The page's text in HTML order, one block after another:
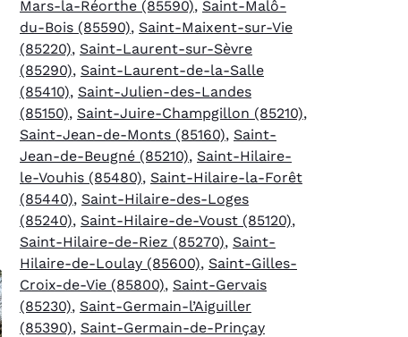
Mars-la-Réorthe (85590), Saint-Malô-
du-Bois (85590), Saint-Maixent-sur-Vie
(85220), Saint-Laurent-sur-Sèvre
(85290), Saint-Laurent-de-la-Salle
(85410), Saint-Julien-des-Landes
(85150), Saint-Juire-Champgillon (85210),
Saint-Jean-de-Monts (85160), Saint-
Jean-de-Beugné (85210), Saint-Hilaire-
le-Vouhis (85480), Saint-Hilaire-la-Forêt
(85440), Saint-Hilaire-des-Loges
(85240), Saint-Hilaire-de-Voust (85120),
Saint-Hilaire-de-Riez (85270), Saint-
Hilaire-de-Loulay (85600), Saint-Gilles-
Croix-de-Vie (85800), Saint-Gervais
(85230), Saint-Germain-l’Aiguiller
(85390), Saint-Germain-de-Prinçay